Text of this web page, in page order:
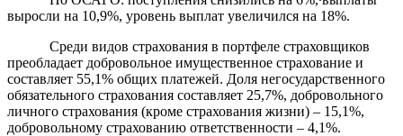
выросли на 10,9%, уровень выплат увеличился на 18%.
Среди видов страхования в портфеле страховщиков
преобладает добровольное имущественное страхование и
составляет 55,1% общих платежей. Доля негосударственного
обязательного страхования составляет 25,7%, добровольного
личного страхования (кроме страхования жизни) – 15,1%,
добровольному страхованию ответственности – 4,1%.